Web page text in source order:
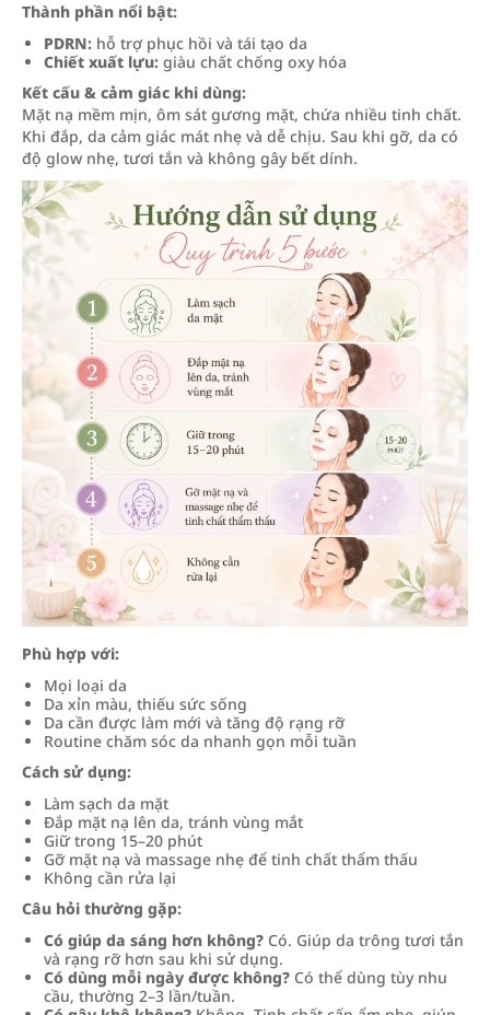
Thành phần nổi bật:
PDRN: hỗ trợ phục hồi và tái tạo da
Chiết xuất lựu: giàu chất chống oxy hóa
Kết cấu & cảm giác khi dùng:
Mặt nạ mềm mịn, ôm sát gương mặt, chứa nhiều tinh chất.
Khi đắp, da cảm giác mát nhẹ và dễ chịu. Sau khi gỡ, da có
độ glow nhẹ, tươi tắn và không gây bết dính.
Phù hợp với:
Mọi loại da
Da xỉn màu, thiếu sức sống
Da cần được làm mới và tăng độ rạng rỡ
Routine chăm sóc da nhanh gọn mỗi tuần
Cách sử dụng:
Làm sạch da mặt
Đắp mặt nạ lên da, tránh vùng mắt
Giữ trong 15–20 phút
Gỡ mặt nạ và massage nhẹ để tinh chất thẩm thấu
Không cần rửa lại
Câu hỏi thường gặp:
Có giúp da sáng hơn không? Có. Giúp da trông tươi tắn
và rạng rỡ hơn sau khi sử dụng.
Có dùng mỗi ngày được không? Có thể dùng tùy nhu
cầu, thường 2–3 lần/tuần.